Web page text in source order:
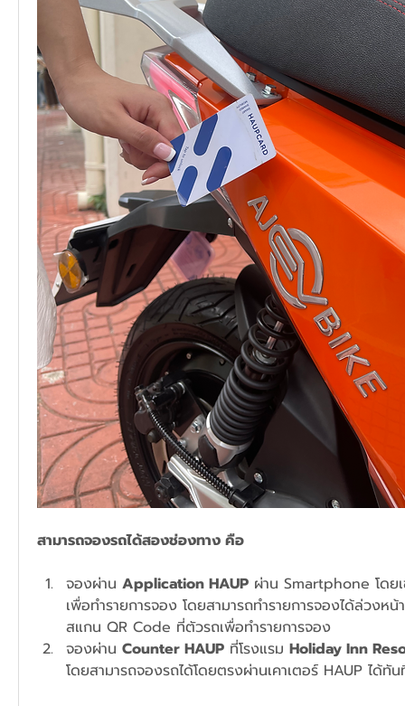
สามารถจองรถได้สองช่องทาง คือ
จองผ่าน Application HAUP ผ่าน Smartphone โดย
เพื่อทำรายการจอง โดยสามารถทำรายการจองได้ล่วงห
สแกน QR Code ที่ตัวรถเพื่อทำรายการจอง
จองผ่าน Counter HAUP ที่โรงแรม Holiday Inn
โดยสามารถจองรถได้โดยตรงผ่านเคาเตอร์ HAUP ได้ทั